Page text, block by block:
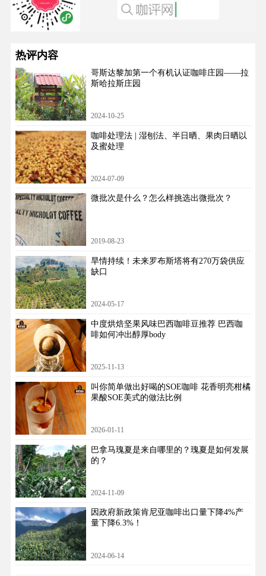
热评内容
哥斯达黎加第一个有机认证咖啡庄园——拉
斯哈拉斯庄园
2024-10-25
咖啡处理法 | 湿刨法、半日晒、果肉日晒以
及蜜处理
2024-07-09
微批次是什么？怎么样挑选出微批次？
2019-08-23
旱情持续！未来罗布斯塔将有270万袋供应
缺口
2024-05-17
中度烘焙坚果风味巴西咖啡豆推荐 巴西咖
啡如何冲出醇厚body
2025-11-13
叫你简单做出好喝的SOE咖啡 花香明亮柑橘
果酸SOE美式的做法比例
2026-01-11
巴拿马瑰夏是来自哪里的？瑰夏是如何发展
的？
2024-11-09
因政府新政策肯尼亚咖啡出口量下降4%产
量下降6.3%！
2024-06-14